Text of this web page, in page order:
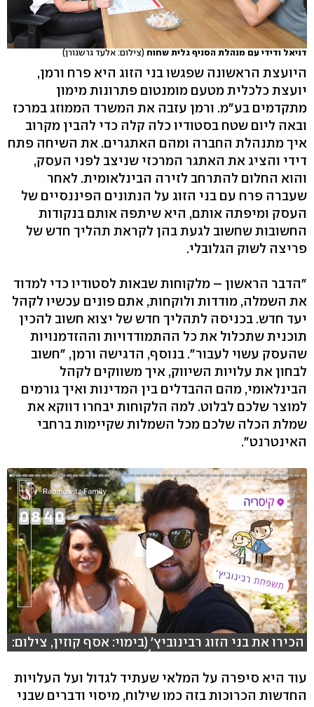
דניאל ודידי עם מנהלת הסניף גלית שחוח (צילום: אלעד גרשגורן)
היועצת הראשונה שפגשו בני הזוג היא פרח ורמן,
יועצת כלכלית מטעם מומנטום פתרונות מימון
מתקדמים בע"מ. ורמן עזבה את המשרד הממוזג במרכז
ובאה ליום שטח בסטודיו כלה קלה כדי להבין מקרוב
איך מתנהלת החברה ומהם האתגרים. את השיחה פתח
דידי והציג את האתגר המרכזי שניצב לפני העסק,
והוא החלום להתרחב לזירה הבינלאומית. לאחר
שעברה פרח עם בני הזוג על הנתונים הפיננסיים של
העסק ומיפתה אותם, היא שיתפה אותם בנקודות
החשובות שחשוב לגעת בהן לקראת תהליך חדש של
פריצה לשוק הגלובלי.
"הדבר הראשון – מלקוחות שבאות לסטודיו כדי למדוד
את השמלה, מודדות ולוקחות, אתם פונים עכשיו לקהל
יעד חדש. בכניסה לתהליך חדש של יצוא חשוב להכין
תוכנית שתכלול את כל ההתמודדויות וההזדמנויות
שהעסק עשוי לעבור". בנוסף, הדגישה ורמן, "חשוב
לבחון את עלויות השיווק, איך משווקים לקהל
הבינלאומי, מהם ההבדלים בין המדינות ואיך גורמים
למוצר שלכם לבלוט. למה הלקוחות יבחרו דווקא את
שמלת הכלה שלכם מכל השמלות שקיימות ברחבי
האינטרנט".
הכירו את בני הזוג רבינוביץ' (בימוי: אסף קוזין, צילום:
ירון שרון, עריכה: אסף אושי)
עוד היא סיפרה על המלאי שעתיד לגדול ועל העלויות
החדשות הכרוכות בזה כמו שילוח, מיסוי ודברים שבני